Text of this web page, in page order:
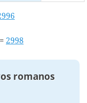
= 2998
romanos